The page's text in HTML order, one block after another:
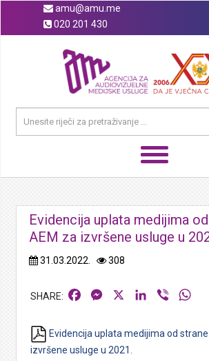
amu@amu.me
020 201 430
Evidencija uplata medijima
AEM za izvršene usluge u
31.03.2022. 308
FacebookMessengerLinkedIn
Viber
Evidencija uplata medijima od
izvršene usluge u 2021.